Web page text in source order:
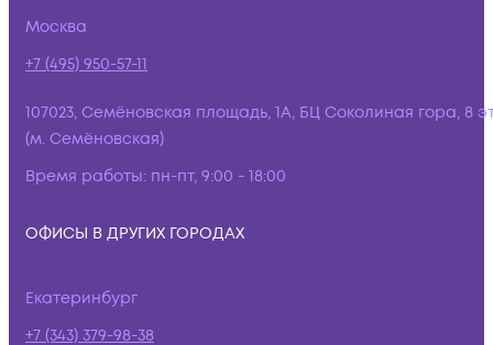
Москва
+7 (495) 950-57-11
107023, Семёновская площадь, 1А, БЦ Соколиная гора, 8
(м. Семёновская)
Время работы: пн-пт, 9:00 - 18:00
ОФИСЫ В ДРУГИХ ГОРОДАХ
Екатеринбург
+7 (343) 379-98-38